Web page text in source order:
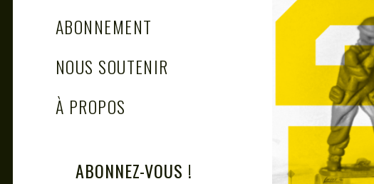
ABONNEMENT
NOUS SOUTENIR
À PROPOS
ABONNEZ-VOUS !